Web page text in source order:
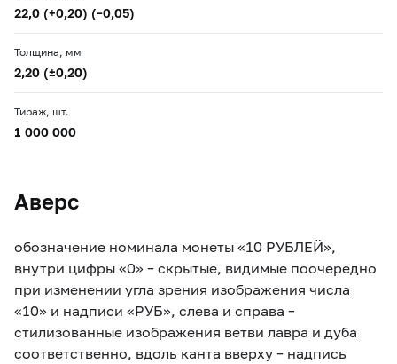
22,0 (+0,20) (–0,05)
Толщина, мм
2,20 (±0,20)
Тираж, шт.
1 000 000
Аверс
обозначение номинала монеты «10 РУБЛЕЙ»,
внутри цифры «0» – скрытые, видимые поочередно
при изменении угла зрения изображения числа
«10» и надписи «РУБ», cлева и справа –
стилизованные изображения ветви лавра и дуба
соответственно, вдоль канта вверху – надпись